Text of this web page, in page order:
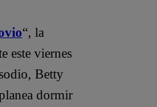
“, la
este viernes
Betty
dormir